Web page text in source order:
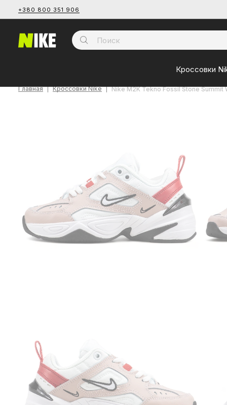
+380 800 351 906
Кроссовки
Главная Кроссовки Nike Nike M2K Tekno Fossil Stone Summit